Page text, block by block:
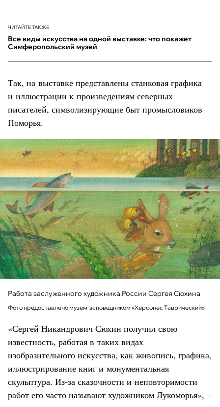
ЧИТАЙТЕ ТАКЖЕ
Все виды искусства на одной выставке: что покажет
Симферопольский музей
Так, на выставке представлены станковая графика
и иллюстрации к произведениям северных
писателей, символизирующие быт промысловиков
Поморья.
Работа заслуженного художника России Сергея Сюхина
Фото предоставлено музем-заповедником «Херсонес Таврический»
«Сергей Никандрович Сюхин получил свою
известность, работая в таких видах
изобразительного искусства, как живопись, графика,
иллюстрирование книг и монументальная
скульптура. Из-за сказочности и неповторимости
работ его часто называют художником Лукоморья», –